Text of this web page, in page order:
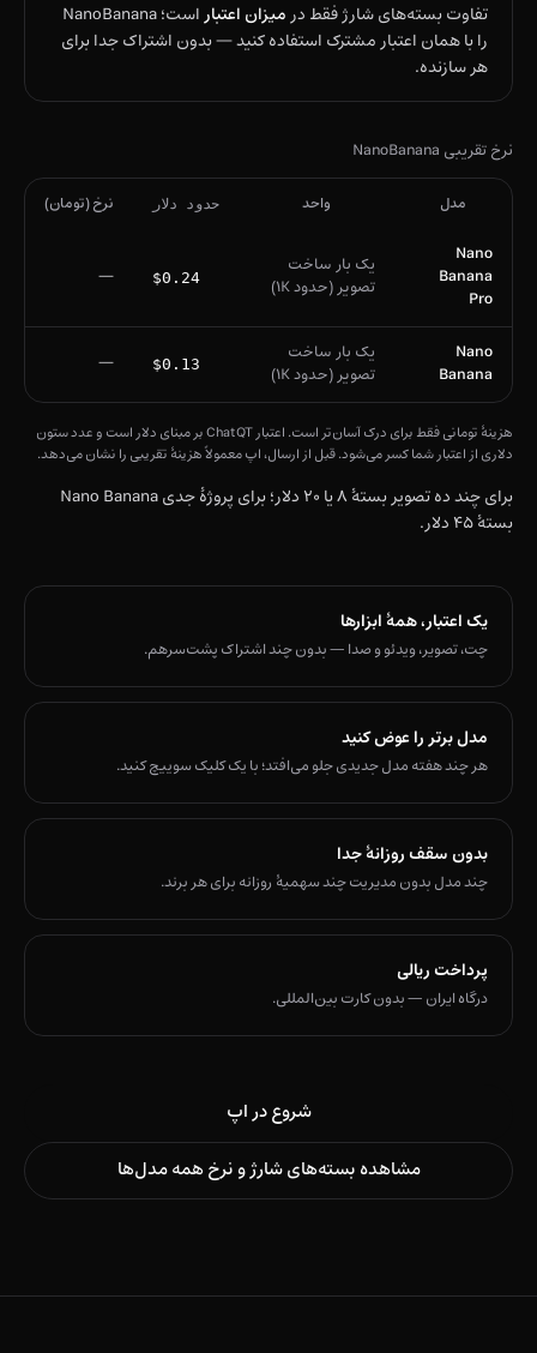
تفاوت بسته‌های شارژ فقط در میزان اعتبار
است؛ NanoBanana
را با همان اعتبار مشترک استفاده کنید — بدون اشتراک جدا برای
هر سازنده.
نرخ تقریبی NanoBanana
مدل واحد حدود دلار نرخ (تومان)
Nano
Banana
Pro
یک بار ساخت
تصویر (حدود ۱K)
$0.24
—
Nano
Banana
یک بار ساخت
تصویر (حدود ۱K)
$0.13
—
هزینهٔ تومانی فقط برای درک آسان‌تر است. اعتبار ChatQT بر مبنای دلار است و عدد ستون
دلاری از اعتبار شما کسر می‌شود. قبل از ارسال، اپ معمولاً هزینهٔ تقریبی را نشان می‌دهد.
برای چند ده تصویر بستهٔ ۸ یا ۲۰ دلار؛ برای پروژهٔ جدی Nano Banana
بستهٔ ۴۵ دلار.
یک اعتبار، همهٔ ابزارها
چت، تصویر، ویدئو و صدا — بدون چند اشتراک پشت‌سرهم.
مدل برتر را عوض کنید
هر چند هفته مدل جدیدی جلو می‌افتد؛ با یک کلیک سوییچ کنید.
بدون سقف روزانهٔ جدا
چند مدل بدون مدیریت چند سهمیهٔ روزانه برای هر برند.
پرداخت ریالی
درگاه ایران — بدون کارت بین‌المللی.
شروع در اپ
مشاهده بسته‌های شارژ و نرخ همه مدل‌ها